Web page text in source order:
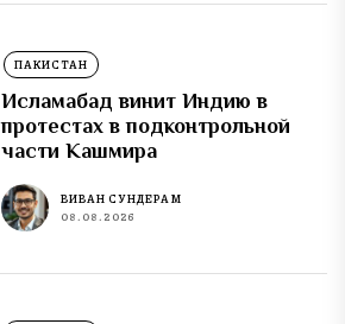
ПАКИСТАН
Исламабад винит Индию в
протестах в подконтрольной
части Кашмира
ВИВАН СУНДЕРАМ
08.08.2026